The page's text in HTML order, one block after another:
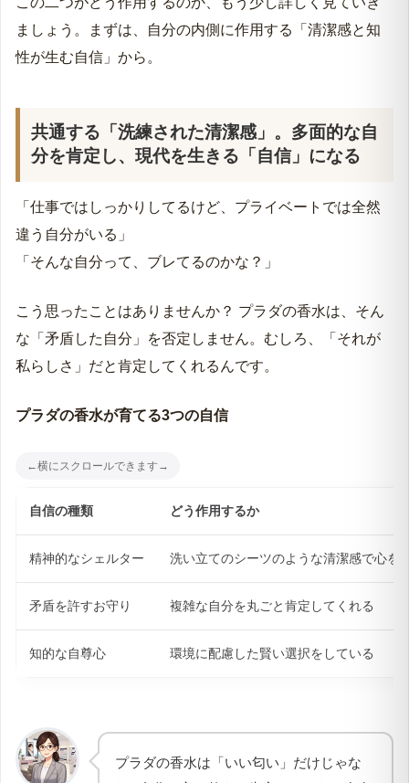
を完成させる知的な選択を
関連レビュー記事
ましょう。まずは、自分の内側に作用する「清潔感と知
性が生む自信」から。
共通する「洗練された清潔感」。多面的な自
分を肯定し、現代を生きる「自信」になる
「仕事ではしっかりしてるけど、プライベートでは全然
違う自分がいる」
「そんな自分って、ブレてるのかな？」
こう思ったことはありませんか？ プラダの香水は、そん
な「矛盾した自分」を否定しません。むしろ、「それが
私らしさ」だと肯定してくれるんです。
プラダの香水が育てる3つの自信
自信の種類 どう作用するか
精神的なシェルター 洗い立てのシーツのような清潔感で心を
矛盾を許すお守り 複雑な自分を丸ごと肯定してくれる
知的な自尊心 環境に配慮した賢い選択をしている
プラダの香水は「いい匂い」だけじゃな